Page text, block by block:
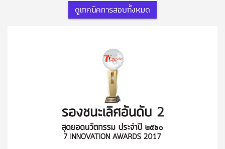
ดูเทคนิคการสอบทั้งหมด